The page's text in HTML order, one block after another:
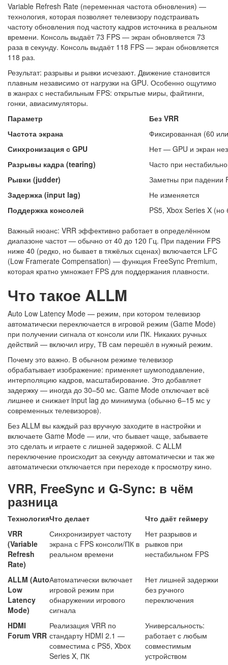
Variable Refresh Rate (переменная частота обновления) —
технология, которая позволяет телевизору подстраивать
частоту обновления под частоту кадров источника в реальном
времени. Консоль выдаёт 73 FPS — экран обновляется 73
раза в секунду. Консоль выдаёт 118 FPS — экран обновляется
118 раз.
Результат: разрывы и рывки исчезают. Движение становится
плавным независимо от нагрузки на GPU. Особенно ощутимо
в жанрах с нестабильным FPS: открытые миры, файтинги,
гонки, авиасимуляторы.
Параметр
Без VRR
Частота экрана
Фиксированная (60
Синхронизация с GPU
Нет — GPU и экран
Разрывы кадра (tearing)
Часто при
Рывки (judder)
Заметны при падении
Задержка (input lag)
Не изменяется
Поддержка консолей
PS5, Xbox Series X (но
Важный нюанс: VRR эффективно работает в определённом
диапазоне частот — обычно от 40 до 120 Гц. При падении FPS
ниже 40 (редко, но бывает в тяжёлых сценах) включается LFC
(Low Framerate Compensation) — функция FreeSync Premium,
которая кратно умножает FPS для поддержания плавности.
Что такое ALLM
Auto Low Latency Mode — режим, при котором телевизор
автоматически переключается в игровой режим (Game Mode)
при получении сигнала от консоли или ПК. Никаких ручных
действий — включил игру, ТВ сам перешёл в нужный режим.
Почему это важно. В обычном режиме телевизор
обрабатывает изображение: применяет шумоподавление,
интерполяцию кадров, масштабирование. Это добавляет
задержку — иногда до 30–50 мс. Game Mode отключает всё
лишнее и снижает input lag до минимума (обычно 6–15 мс у
современных телевизоров).
Без ALLM вы каждый раз вручную заходите в настройки и
включаете Game Mode — или, что бывает чаще, забываете
это сделать и играете с лишней задержкой. С ALLM
переключение происходит за секунду автоматически и так же
автоматически отключается при переходе к просмотру кино.
VRR, FreeSync и G-Sync: в чём
разница
ТехнологияЧто делает
Что даёт геймеру
VRR
(Variable
Refresh
Rate)
Синхронизирует частоту
экрана с FPS консоли/ПК в
реальном времени
Нет разрывов и
рывков при
нестабильном FPS
ALLM (Auto
Low
Latency
Mode)
Автоматически включает
игровой режим при
обнаружении игрового
сигнала
Нет лишней задержки
без ручного
переключения
HDMI
Forum VRR
Реализация VRR по
стандарту HDMI 2.1 —
совместима с PS5, Xbox
Series X, ПК
Универсальность:
работает с любым
совместимым
устройством